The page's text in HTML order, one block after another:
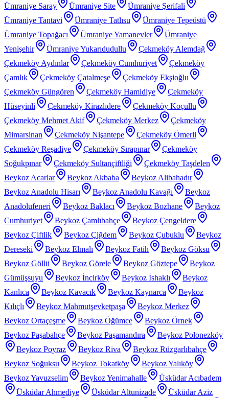
Ümraniye Saray
Ümraniye Site
Ümraniye Şerifali
Ümraniye Tantavi
Ümraniye Tatlısu
Ümraniye Tepeüstü
Ümraniye Topağacı
Ümraniye Yamanevler
Ümraniye
Yenişehir
Ümraniye Yukarıdudullu
Çekmeköy Alemdağ
Çekmeköy Aydınlar
Çekmeköy Cumhuriyet
Çekmeköy
Çamlık
Çekmeköy Çatalmeşe
Çekmeköy Ekşioğlu
Çekmeköy Güngören
Çekmeköy Hamidiye
Çekmeköy
Hüseyinli
Çekmeköy Kirazlıdere
Çekmeköy Koçullu
Çekmeköy Mehmet Akif
Çekmeköy Merkez
Çekmeköy
Mimarsinan
Çekmeköy Nişantepe
Çekmeköy Ömerli
Çekmeköy Reşadiye
Çekmeköy Sırapınar
Çekmeköy
Soğukpınar
Çekmeköy Sultançiftliği
Çekmeköy Taşdelen
Beykoz Acarlar
Beykoz Akbaba
Beykoz Alibahadır
Beykoz Anadolu Hisarı
Beykoz Anadolu Kavağı
Beykoz
Anadolufeneri
Beykoz Baklacı Beykoz Bozhane
Beykoz
Cumhuriyet
Beykoz Çamlıbahçe
Beykoz Çengeldere
Beykoz Çiftlik
Beykoz Çiğdem Beykoz Çubuklu
Beykoz
Dereseki
Beykoz Elmalı Beykoz Fatih
Beykoz Göksu
Beykoz Göllü
Beykoz Görele Beykoz Göztepe
Beykoz
Gümüşsuyu
Beykoz İncirköy Beykoz İshaklı
Beykoz
Kanlıca
Beykoz Kavacık Beykoz Kaynarca
Beykoz
Kılıçlı
Beykoz Mahmutşevketpaşa
Beykoz Merkez
Beykoz Ortaçeşme
Beykoz Öğümce
Beykoz Örnek
Beykoz Paşabahçe
Beykoz Paşamandıra
Beykoz Polonezköy
Beykoz Poyraz
Beykoz Riva
Beykoz Rüzgarlıbahçe
Beykoz Soğuksu
Beykoz Tokatköy
Beykoz Yalıköy
Beykoz Yavuzselim
Beykoz Yenimahalle
Üsküdar Acıbadem
Üsküdar Ahmediye
Üsküdar Altunizade Üsküdar Aziz